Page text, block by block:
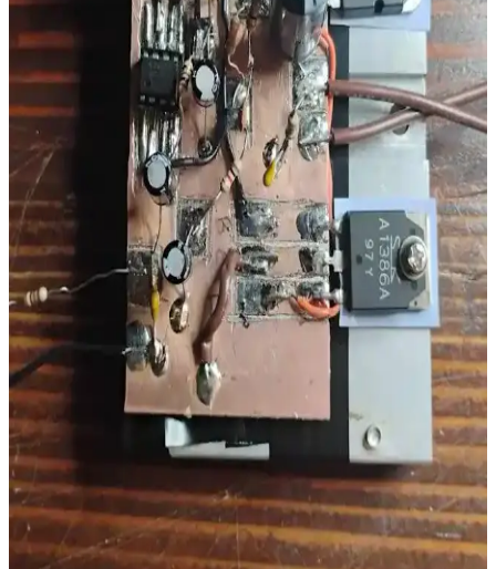
Divisat 20 Db Line Amplifier, uzun kablo hatlarında sinyal kaybını
azaltır ve yayın kalitesini yükseltir, yüksek frekanslarda stabil
performans sağlar, kolay entegre edilir ve kullanıcı deneyimini
Aiwa MSBTU-600 Hi-Fi Müzik Seti: Üstün Ses
Kalitesi ve Çok Yönlü Bağlantı Seçenekleriyle
Aiwa MSBTU-600, 100 W güç, Bluetooth 5.3, FM radyo, USB
MP3, şık tasarım ve dayanıklı yapısıyla üstün ses ve çok yönlü
bağlantı sunar.
2005 Yapımı PA Amplifikatöründe Polyester
Kapasitör Arızası ve Teknik İncelemesi
2005 model bir PA amplifikatöründeki polyester kapasitörün yapısal
bozulması ve yanmış dirençlerin etkisi detaylı incelenmiştir. Uzun
süreli kullanımda elektronik bileşenlerin arıza riskleri ele alınmıştır.
DIY Amplifikatör Kartı Tasarımı: Sınıf D ve AB
Entegre Devrelerde Temel Tasarım İlkeleri
Amplifikatör kartı tasarımı, elektronik bilgi ve deneyim gerektirir.
Sınıf D ve AB entegrasyonları, ısı yönetimi, PCB tasarımı ve
mikrodenetleyici entegrasyonu gibi önemli konular ele alınmaktadır.